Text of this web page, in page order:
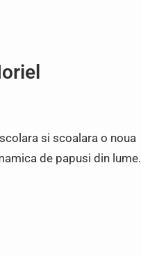
si scoalara o noua
de papusi din lume.